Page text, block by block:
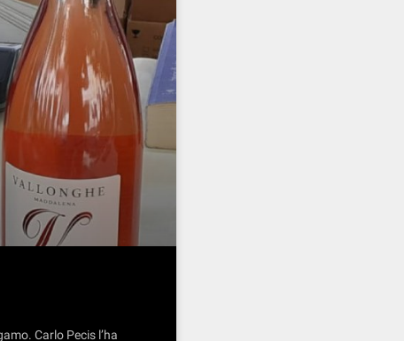
Carlo Pecis l’ha